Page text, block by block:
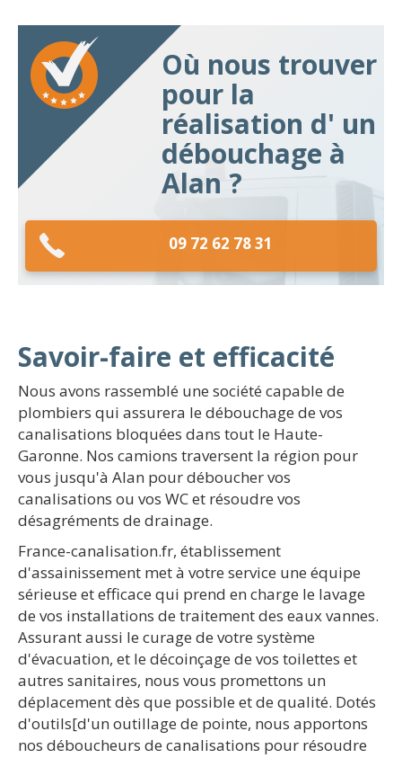
Où nous trouver
pour la
réalisation d' un
débouchage à
Alan ?
09 72 62 78 31
Savoir-faire et efficacité
Nous avons rassemblé une société capable de
plombiers qui assurera le débouchage de vos
canalisations bloquées dans tout le Haute-
Garonne. Nos camions traversent la région pour
vous jusqu'à Alan pour déboucher vos
canalisations ou vos WC et résoudre vos
désagréments de drainage.
France-canalisation.fr, établissement
d'assainissement met à votre service une équipe
sérieuse et efficace qui prend en charge le lavage
de vos installations de traitement des eaux vannes.
Assurant aussi le curage de votre système
d'évacuation, et le décoinçage de vos toilettes et
autres sanitaires, nous vous promettons un
déplacement dès que possible et de qualité. Dotés
d'outils[d'un outillage de pointe, nous apportons
nos déboucheurs de canalisations pour résoudre